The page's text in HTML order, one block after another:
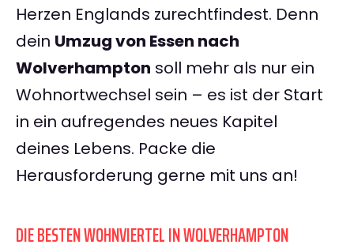
Herzen Englands zurechtfindest. Denn
dein Umzug von Essen nach
Wolverhampton soll mehr als nur ein
Wohnortwechsel sein – es ist der Start
in ein aufregendes neues Kapitel
deines Lebens. Packe die
Herausforderung gerne mit uns an!
DIE BESTEN WOHNVIERTEL IN WOLVERHAMPTON